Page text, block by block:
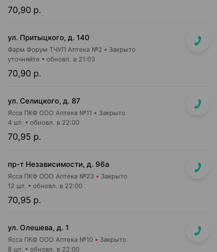
70,90 р.
ул. Притыцкого, д. 140
Фарм Форум ТЧУП Аптека №2 Закрыто
70,90 р.
уточняйте обновл. в 21:03
ул. Селицкого, д. 87
Ясса ПКФ ООО Аптека №11 Закрыто
70,95 р.
4 шт. обновл. в 22:00
пр-т Независимости, д. 96а
Ясса ПКФ ООО Аптека №23 Закрыто
70,95 р.
12 шт. обновл. в 22:00
ул. Олешева, д. 1
Ясса ПКФ ООО Аптека №10 Закрыто
8 шт. обновл. в 22:00